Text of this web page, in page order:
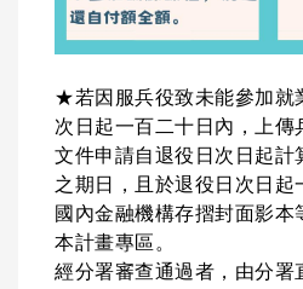
★若因服兵役致未能參加就
次日起一百二十日內，上傳
文件申請自退役日次日起計
之期日，且於退役日次日起
國內金融機構存摺封面影本
本計畫專區。
經分署審查通過者，由分署